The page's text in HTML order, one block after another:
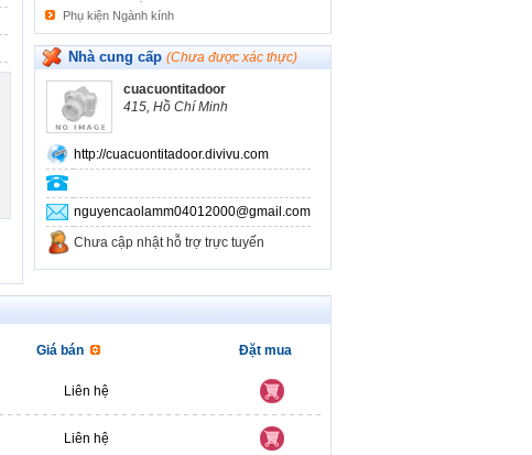
Phụ kiện Ngành kính
Khóa cửa vân tay
PCCC
kính ép tranh
Khác
Nhà cung cấp (Chưa được xác thực)
cuacuontitadoor
415, Hồ Chí Minh
http://cuacuontitadoor.divivu.com
nguyencaolamm04012000@gmail.com
Chưa cập nhật hỗ trợ trực tuyến
Giá bán Đặt mua
Liên hệ
Liên hệ